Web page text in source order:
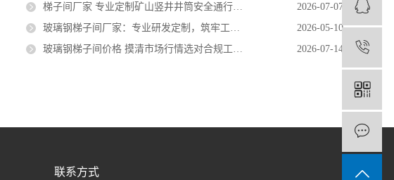
梯子间厂家 专业定制矿山竖井井筒安全通行成套装备
2026-07-07
玻璃钢梯子间厂家：专业研发定制，筑牢工业安全通行防线
2026-05-10
玻璃钢梯子间价格 摸清市场行情选对合规工矿设备 2026-07-14
联系方式